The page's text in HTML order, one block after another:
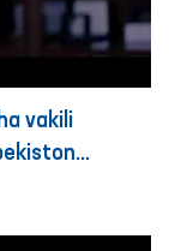
vakili
bilan